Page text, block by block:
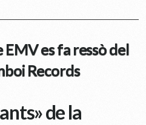
es fa ressò del
Records
de la